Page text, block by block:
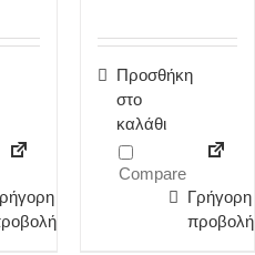
Προσθήκη
στο
καλάθι
Compare
Γρήγορη
προβολή